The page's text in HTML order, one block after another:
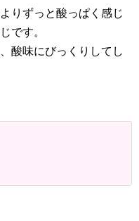
りずっと酸っぱく感じ
です。
酸味にびっくりしてし